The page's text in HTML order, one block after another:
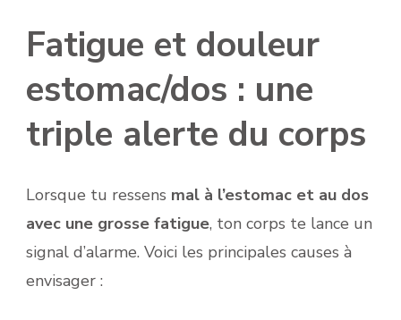
Fatigue et douleur
estomac/dos : une
triple alerte du corps
Lorsque tu ressens mal à l’estomac et au dos
avec une grosse fatigue, ton corps te lance un
signal d’alarme. Voici les principales causes à
envisager :